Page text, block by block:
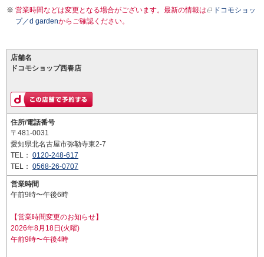
営業時間などは変更となる場合がございます。最新の情報は
ドコモショッ
プ／d gardenからご確認ください。
店舗名
ドコモショップ西春店
住所/電話番号
〒481-0031
愛知県北名古屋市弥勒寺東2-7
TEL： 0120-248-617
TEL： 0568-26-0707
営業時間
午前9時〜午後6時
【営業時間変更のお知らせ】
2026年8月18日(火曜)
午前9時〜午後4時